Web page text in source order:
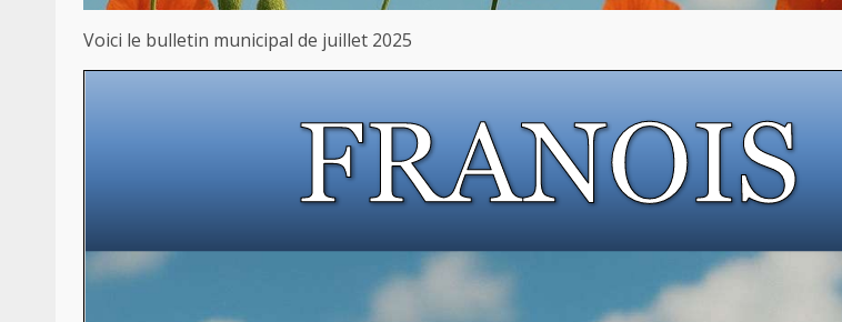
Voici le bulletin municipal de juillet 2025